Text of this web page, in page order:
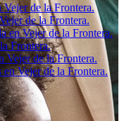
de la Frontera.
de la Frontera.
en Vejer de la Frontera.
Frontera.
Vejer de la Frontera.
Vejer de la Frontera.